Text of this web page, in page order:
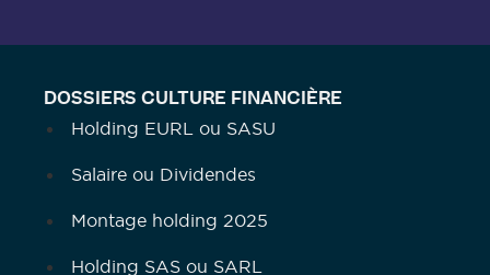
DOSSIERS CULTURE FINANCIÈRE
Holding EURL ou SASU
Salaire ou Dividendes
Montage holding 2025
Holding SAS ou SARL